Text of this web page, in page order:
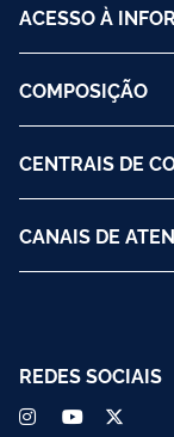
ACESSO À
COMPOSIÇÃO
CENTRAIS DE
CANAIS DE
REDES SOCIAIS